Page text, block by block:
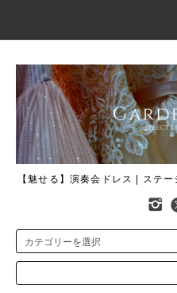
【魅せる】演奏会ドレス | ステ